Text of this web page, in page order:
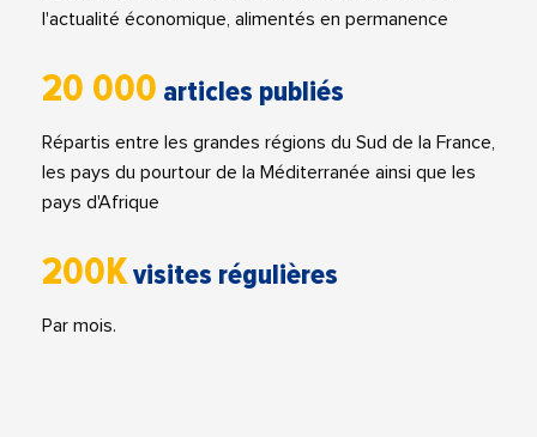
l'actualité économique, alimentés en permanence
20 000 articles publiés
Répartis entre les grandes régions du Sud de la France,
les pays du pourtour de la Méditerranée ainsi que les
pays d'Afrique
200Kvisites régulières
Par mois.